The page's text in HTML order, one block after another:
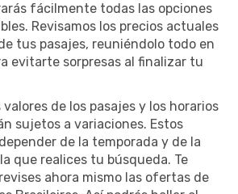
fácilmente todas las opciones
Revisamos los precios actuales
tus pasajes, reuniéndolo todo en
evitarte sorpresas al finalizar tu
de los pasajes y los horarios
sujetos a variaciones. Estos
de la temporada y de la
que realices tu búsqueda. Te
ahora mismo las ofertas de